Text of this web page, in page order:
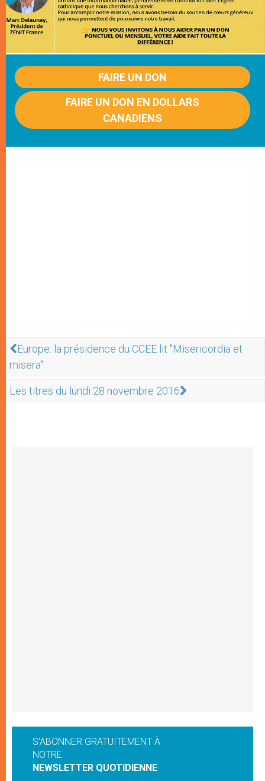
FAIRE UN DON
FAIRE UN DON EN DOLLARS
CANADIENS
Europe: la présidence du CCEE lit "Misericordia et
misera"
Les titres du lundi 28 novembre 2016
S'ABONNER GRATUITEMENT À
NOTRE
NEWSLETTER QUOTIDIENNE